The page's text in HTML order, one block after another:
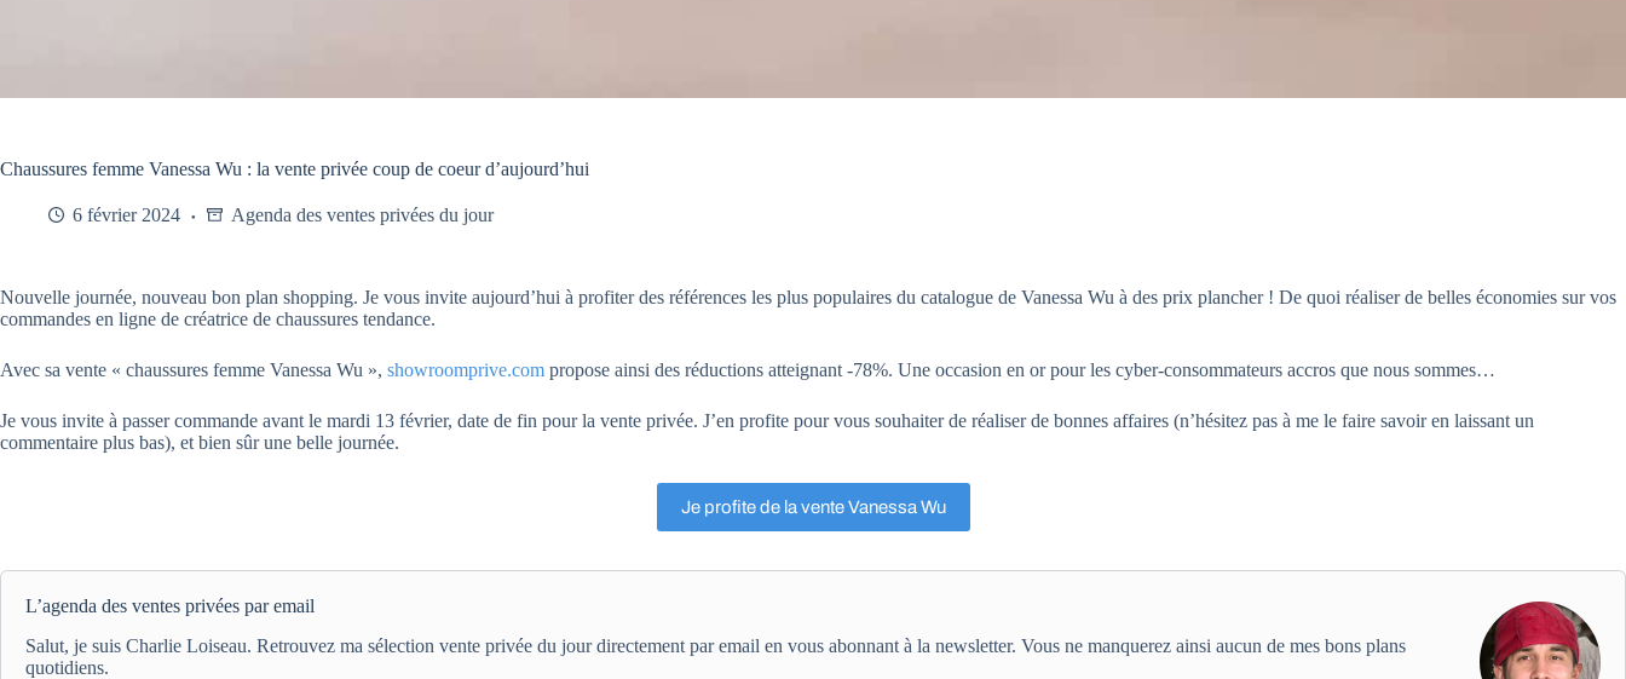
Chaussures femme Vanessa Wu : la vente privée coup de coeur d’aujourd’hui
6 février 2024 Agenda des ventes privées du jour
Nouvelle journée, nouveau bon plan shopping. Je vous invite aujourd’hui à profiter des références les plus populaires du catalogue de Vanessa Wu à des prix plancher ! De quoi réaliser de belles économies sur vos
commandes en ligne de créatrice de chaussures tendance.
Avec sa vente « chaussures femme Vanessa Wu », showroomprive.com propose ainsi des réductions atteignant -78%. Une occasion en or pour les cyber-consommateurs accros que nous sommes…
Je vous invite à passer commande avant le mardi 13 février, date de fin pour la vente privée. J’en profite pour vous souhaiter de réaliser de bonnes affaires (n’hésitez pas à me le faire savoir en laissant un
commentaire plus bas), et bien sûr une belle journée.
Je profite de la vente Vanessa Wu
L’agenda des ventes privées par email
Salut, je suis Charlie Loiseau. Retrouvez ma sélection vente privée du jour directement par email en vous abonnant à la newsletter. Vous ne manquerez ainsi aucun de mes bons plans
quotidiens.